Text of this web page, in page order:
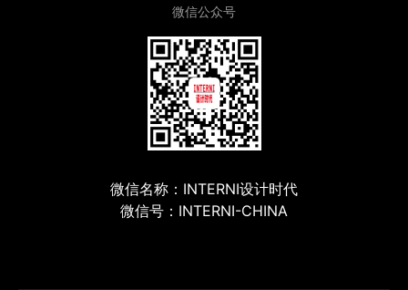
微信公众号
微信名称：INTERNI设计时代
微信号：INTERNI-CHINA